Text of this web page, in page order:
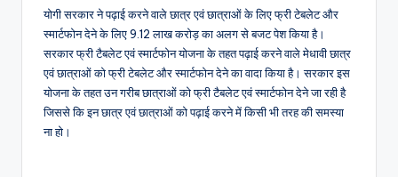
योगी सरकार ने पढ़ाई करने वाले छात्र एवं छात्राओं के लिए फ्री टेबलेट और
स्मार्टफोन देने के लिए 9.12 लाख करोड़ का अलग से बजट पेश किया है।
सरकार फ्री टैबलेट एवं स्मार्टफोन योजना के तहत पढ़ाई करने वाले मेधावी छात्र
एवं छात्राओं को फ्री टेबलेट और स्मार्टफोन देने का वादा किया है। सरकार इस
योजना के तहत उन गरीब छात्राओं को फ्री टैबलेट एवं स्मार्टफोन देने जा रही है
जिससे कि इन छात्र एवं छात्राओं को पढ़ाई करने में किसी भी तरह की समस्या
ना हो।